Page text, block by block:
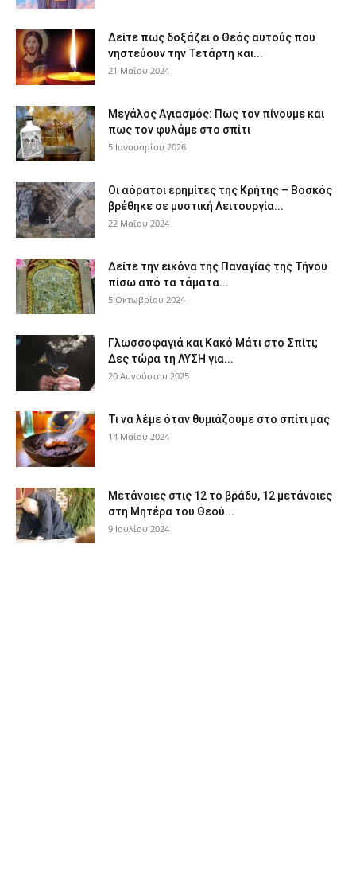
Δείτε πως δοξάζει ο Θεός αυτούς που
νηστεύουν την Τετάρτη και...
21 Μαΐου 2024
Μεγάλος Αγιασμός: Πως τον πίνουμε και
πως τον φυλάμε στο σπίτι
5 Ιανουαρίου 2026
Οι αόρατοι ερημίτες της Κρήτης – Βοσκός
βρέθηκε σε μυστική Λειτουργία...
22 Μαΐου 2024
Δείτε την εικόνα της Παναγίας της Τήνου
πίσω από τα τάματα...
5 Οκτωβρίου 2024
Γλωσσοφαγιά και Κακό Μάτι στο Σπίτι;
Δες τώρα τη ΛΥΣΗ για...
20 Αυγούστου 2025
Τι να λέμε όταν θυμιάζουμε στο σπίτι μας
14 Μαΐου 2024
Μετάνοιες στις 12 το βράδυ, 12 μετάνοιες
στη Μητέρα του Θεού...
9 Ιουλίου 2024